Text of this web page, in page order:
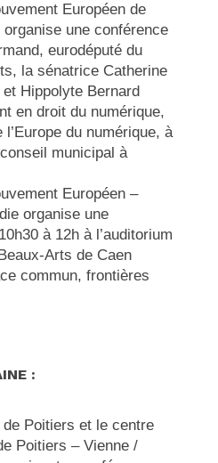
Européen de
une conférence
eurodéputé du
la sénatrice Catherine
Hippolyte Bernard
en droit du numérique,
du numérique, à
municipal à
Européen –
organise une
à 12h à l’auditorium
Arts de Caen
commun, frontières
:
de Poitiers et le centre
Poitiers – Vienne /